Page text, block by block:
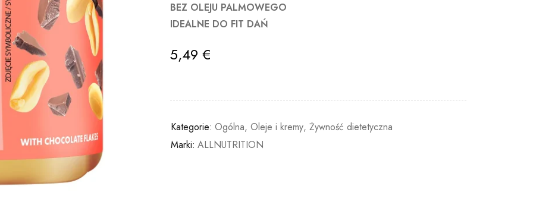
BEZ OLEJU PALMOWEGO
IDEALNE DO FIT DAŃ
5,49€
Kategorie: Ogólna,Oleje i kremy,Żywność dietetyczna
Marki: ALLNUTRITION